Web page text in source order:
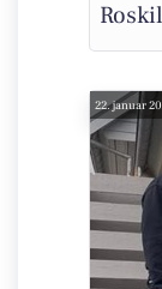
22. januar